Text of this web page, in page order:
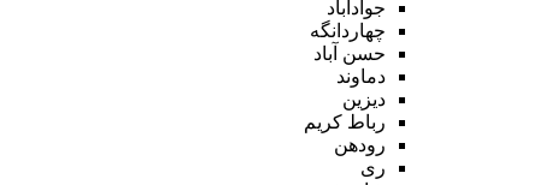
جوادآباد
چهاردانگه
حسن آباد
دماوند
دیزین
رباط کریم
رودهن
ری